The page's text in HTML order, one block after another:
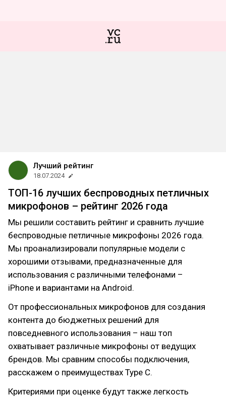
Лучший рейтинг
18.07.2024
ТОП-16 лучших беспроводных петличных
микрофонов – рейтинг 2026 года
Мы решили составить рейтинг и сравнить лучшие
беспроводные петличные микрофоны 2026 года.
Мы проанализировали популярные модели с
хорошими отзывами, предназначенные для
использования с различными телефонами –
iPhone и вариантами на Android.
От профессиональных микрофонов для создания
контента до бюджетных решений для
повседневного использования – наш топ
охватывает различные микрофоны от ведущих
брендов. Мы сравним способы подключения,
расскажем о преимуществах Type C.
Критериями при оценке будут также легкость